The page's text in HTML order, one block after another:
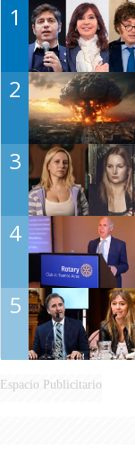
1
2
3
4
5
Espacio Publicitario